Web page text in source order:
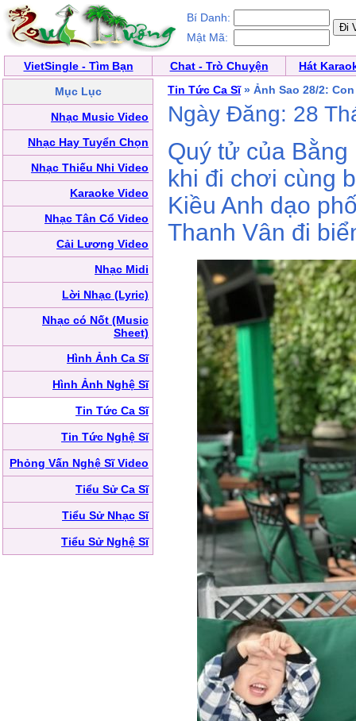
Bí Danh:
Mật Mã:
VietSingle - Tìm Bạn Chat - Trò Chuyện
Hát
Mục Lục
Nhạc Music Video
Nhạc Hay Tuyển Chọn
Nhạc Thiếu Nhi Video
Karaoke Video
Nhạc Tân Cổ Video
Cải Lương Video
Nhạc Midi
Lời Nhạc (Lyric)
Nhạc có Nốt (Music
Sheet)
Hình Ảnh Ca Sĩ
Hình Ảnh Nghệ Sĩ
Tin Tức Ca Sĩ
Tin Tức Nghệ Sĩ
Phỏng Vấn Nghệ Sĩ Video
Tiểu Sử Ca Sĩ
Tiểu Sử Nhạc Sĩ
Tiểu Sử Nghệ Sĩ
Tin Tức Ca Sĩ» Ảnh Sao 28/2:
Ngày Đăng: 28
Quý tử của
khi đi chơi cùng
Kiều Anh dạo
Thanh Vân đi